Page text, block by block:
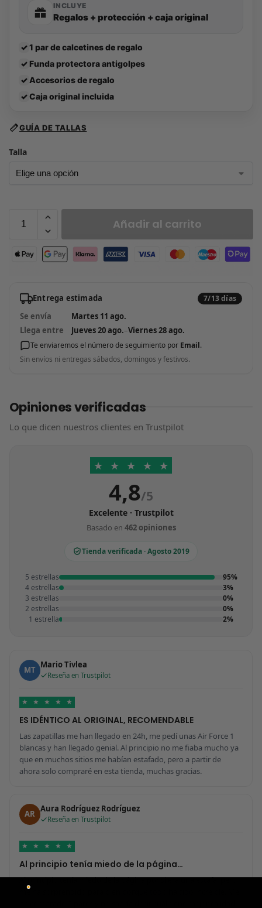
INCLUYE
Regalos + protección + caja original
✓1 par de calcetines de regalo
✓ Funda protectora antigolpes
✓ Accesorios de regalo
✓Caja original incluida
GUÍA DE TALLAS
Talla
Añadir al carrito
Entrega estimada 7/13 días
Se envía
Martes 11 ago.
Llega entre
Jueves 20 ago.–Viernes 28 ago.
Te enviaremos el número de seguimiento por Email.
Sin envíos ni entregas sábados, domingos y festivos.
Opiniones verificadas
Lo que dicen nuestros clientes en Trustpilot
★ ★ ★ ★ ★
4,8/5
Excelente · Trustpilot
Basado en 462 opiniones
Tienda verificada · Agosto 2019
5 estrellas
95%
4 estrellas
3%
3 estrellas
0%
2 estrellas
0%
1 estrella
2%
MT Mario Tivlea
Reseña en Trustpilot
★ ★ ★ ★ ★
ES IDÉNTICO AL ORIGINAL, RECOMENDABLE
Las zapatillas me han llegado en 24h, me pedí unas Air Force 1
blancas y han llegado genial. Al principio no me fiaba mucho ya
que en muchos sitios me habían estafado, pero a partir de
ahora solo compraré en esta tienda, muchas gracias.
AR Aura Rodríguez Rodríguez
Reseña en Trustpilot
★ ★ ★ ★ ★
Al principio tenía miedo de la página…
Al principio tenía miedo de la página por si era una estafa, pero
me ha sorprendido para bien porque todo ha sido increíble. Me